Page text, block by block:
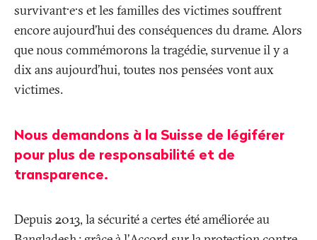
survivant·e·s et les familles des victimes souffrent
encore aujourd’hui des conséquences du drame. Alors
que nous commémorons la tragédie, survenue il y a
dix ans aujourd’hui, toutes nos pensées vont aux
victimes.
Nous demandons à la Suisse de légiférer
pour plus de responsabilité et de
transparence.
Depuis 2013, la sécurité a certes été améliorée au